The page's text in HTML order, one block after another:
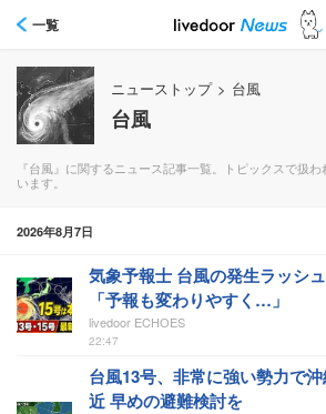
一覧
ニューストップ > 台風
台風
『台風』に関するニュース記事一覧。トピックスで扱
います。
2026年8月7日
気象予報士 台風の発生ラッシ
「予報も変わりやすく…」
livedoor ECHOES
22:47
台風13号、非常に強い勢力で
近 早めの避難検討を